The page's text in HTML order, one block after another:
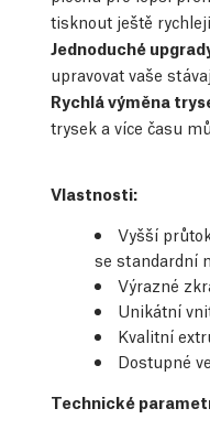
tisknout ještě
Jednoduché
upravovat vaše
Rychlá výměna
trysek a více času
Vlastnosti:
Vyšší
se standardní
Výrazné
Unikátní
Kvalitní
Dostupné
Technické